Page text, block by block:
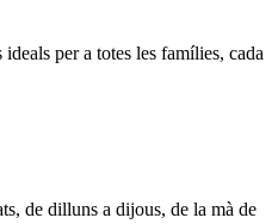
per a totes les famílies, cada
de dilluns a dijous, de la mà de